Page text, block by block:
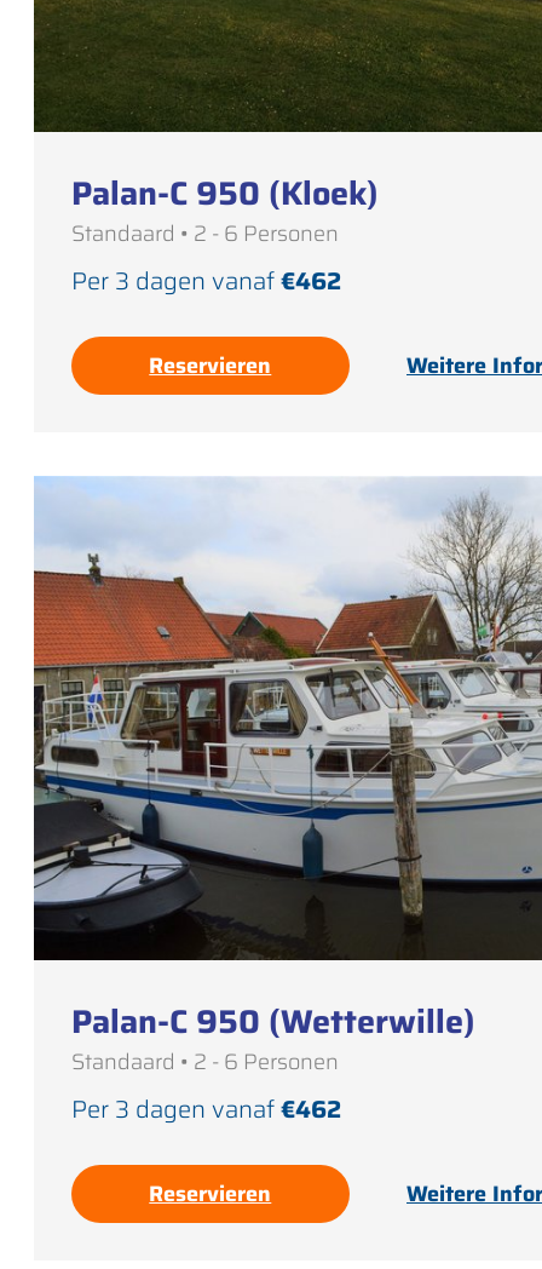
Palan-C 950 (Kloek)
Standaard • 2 - 6 Personen
Per 3 dagen vanaf€462
Reservieren Weitere
Palan-C 950 (Wetterwille)
Standaard • 2 - 6 Personen
Per 3 dagen vanaf€462
Reservieren Weitere